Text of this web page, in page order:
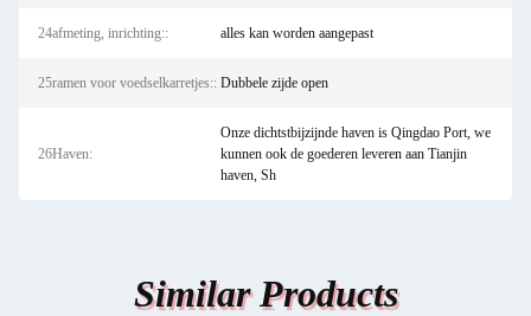
24afmeting, inrichting:: alles kan worden aangepast
25ramen voor voedselkarretjes:: Dubbele zijde open
26Haven:
Onze dichtstbijzijnde haven is Qingdao Port, we
kunnen ook de goederen leveren aan Tianjin
haven, Sh
Similar Products